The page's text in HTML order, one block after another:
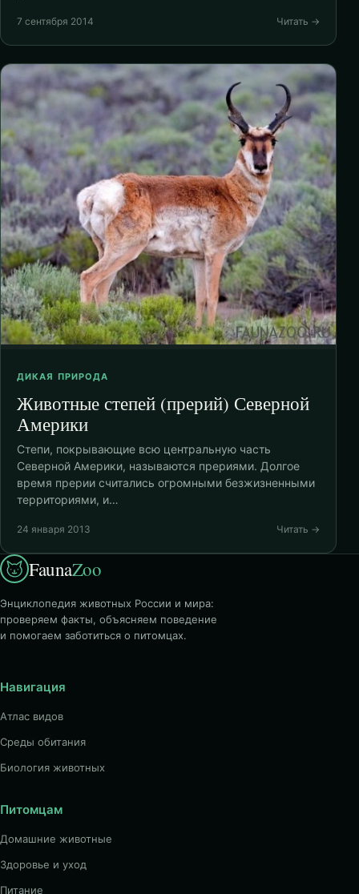
7 сентября 2014 Читать →
ДИКАЯ ПРИРОДА
Животные степей (прерий) Северной
Америки
Степи, покрывающие всю центральную часть
Северной Америки, называются прериями. Долгое
время прерии считались огромными безжизненными
территориями, и…
24 января 2013 Читать →
FaunaZoo
Энциклопедия животных России и мира:
проверяем факты, объясняем поведение
и помогаем заботиться о питомцах.
Навигация
Атлас видов
Среды обитания
Биология животных
Питомцам
Домашние животные
Здоровье и уход
Питание